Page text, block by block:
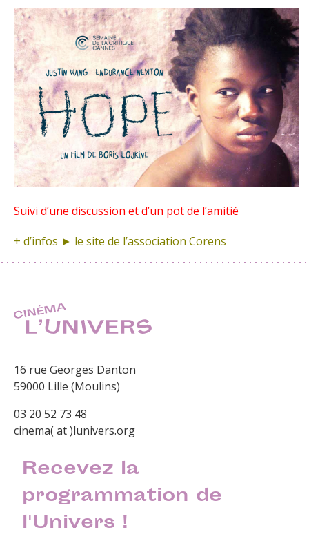
Suivi d’une discussion et d’un pot de l’amitié
+ d’infos ► le site de l’association Corens
16 rue Georges Danton
59000 Lille (Moulins)
03 20 52 73 48
cinema( at )lunivers.org
Recevez la
programmation de
l'Univers !